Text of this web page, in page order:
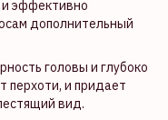
эффективно
дополнительный
головы и глубоко
перхоти, и придает
вид.